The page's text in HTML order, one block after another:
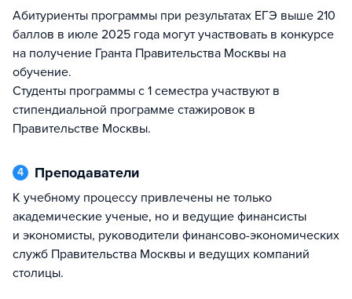
Абитуриенты программы при результатах ЕГЭ выше 210
баллов в июле 2025 года могут участвовать в конкурсе
на получение Гранта Правительства Москвы на
обучение.
Студенты программы с 1 семестра участвуют в
стипендиальной программе стажировок в
Правительстве Москвы.
4 Преподаватели
К учебному процессу привлечены не только
академические ученые, но и ведущие финансисты
и экономисты, руководители финансово-экономических
служб Правительства Москвы и ведущих компаний
столицы.